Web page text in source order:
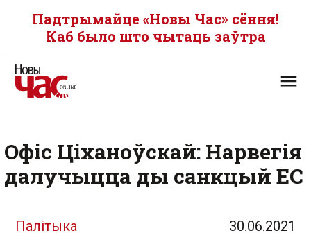
Падтрымайце «Новы Час» сёння!
Каб было што чытаць заўтра
Офіс Ціханоўскай: Нарвегія
далучыцца ды санкцый ЕС
Палітыка 30.06.2021